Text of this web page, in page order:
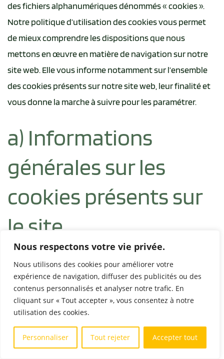
Nous respectons votre vie privée.
Nous utilisons des cookies pour améliorer votre
expérience de navigation, diffuser des publicités ou des
contenus personnalisés et analyser notre trafic. En
cliquant sur « Tout accepter », vous consentez à notre
utilisation des cookies.
Personnaliser Tout rejeter Accepter tout
des fichiers alphanumériques dénommés « cookies ».
Notre politique d’utilisation des cookies vous permet
de mieux comprendre les dispositions que nous
mettons en œuvre en matière de navigation sur notre
site web. Elle vous informe notamment sur l’ensemble
des cookies présents sur notre site web, leur finalité et
vous donne la marche à suivre pour les paramétrer.
a) Informations
générales sur les
cookies présents sur
le site
cookies sur le disque dur de votre terminal (ordinateur,
tablette, mobile etc.) afin de vous garantir une
navigation fluide et optimale sur notre site Internet.
Les « cookies » (ou témoins de connexion) sont des
petits fichiers texte de taille limitée qui nous